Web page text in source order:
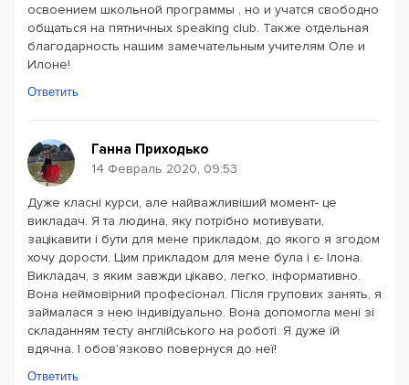
освоением школьной программы , но и учатся свободно
общаться на пятничных speaking club. Также отдельная
благодарность нашим замечательным учителям Оле и
Илоне!
Ответить
Ганна Приходько
14 Февраль 2020, 09:53
Дуже класні курси, але найважливіший момент- це
викладач. Я та людина, яку потрібно мотивувати,
зацікавити і бути для мене прикладом, до якого я згодом
хочу дорости. Цим прикладом для мене була і є- Ілона.
Викладач, з яким завжди цікаво, легко, інформативно.
Вона неймовірний професіонал. Після групових занять, я
займалася з нею індивідуально. Вона допомогла мені зі
складанням тесту англійського на роботі. Я дуже їй
вдячна. І обов'язково повернуся до неї!
Ответить